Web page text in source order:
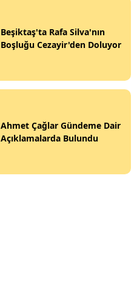
Beşiktaş'ta Rafa Silva'nın
Boşluğu Cezayir'den Doluyor
Ahmet Çağlar Gündeme Dair
Açıklamalarda Bulundu